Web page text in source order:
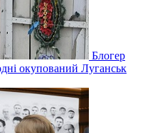
Блогер
окупований Луганськ